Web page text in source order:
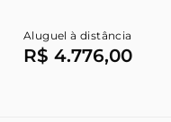
Aluguel à distância
R$ 4.776,00